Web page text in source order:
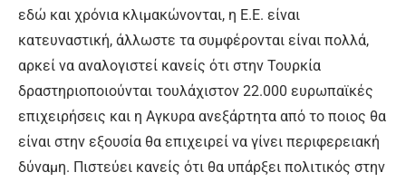
εδώ και χρόνια κλιμακώνονται, η Ε.Ε. είναι
κατευναστική, άλλωστε τα συμφέρονται είναι πολλά,
αρκεί να αναλογιστεί κανείς ότι στην Τουρκία
δραστηριοποιούνται τουλάχιστον 22.000 ευρωπαϊκές
επιχειρήσεις και η Αγκυρα ανεξάρτητα από το ποιος θα
είναι στην εξουσία θα επιχειρεί να γίνει περιφερειακή
δύναμη. Πιστεύει κανείς ότι θα υπάρξει πολιτικός στην